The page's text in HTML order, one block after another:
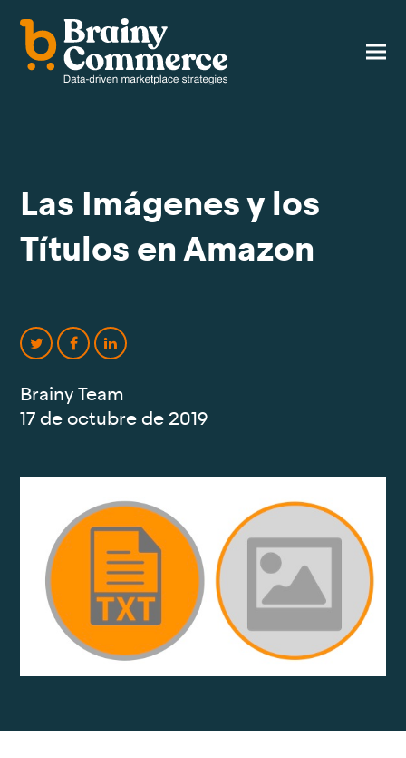
Las Imágenes y los
Títulos en Amazon
Compartir
Twitter
Compartir
Facebook
Compartir
LinkedIn
Brainy Team
17 de octubre de 2019